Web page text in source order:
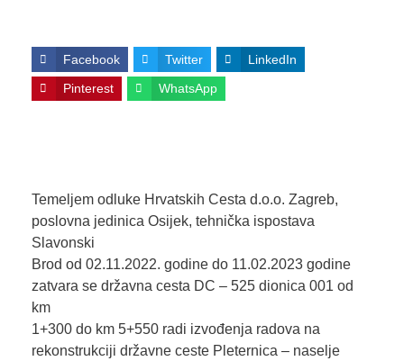
Facebook Twitter LinkedIn
Pinterest WhatsApp
Temeljem odluke Hrvatskih Cesta d.o.o. Zagreb,
poslovna jedinica Osijek, tehnička ispostava
Slavonski
Brod od 02.11.2022. godine do 11.02.2023 godine
zatvara se državna cesta DC – 525 dionica 001 od
km
1+300 do km 5+550 radi izvođenja radova na
rekonstrukciji državne ceste Pleternica – naselje